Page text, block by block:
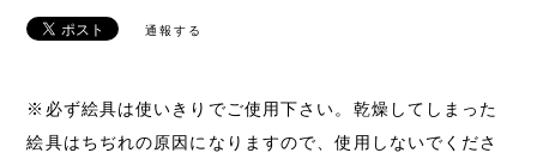
通報する
※必ず絵具は使いきりでご使用下さい。乾燥してしまった
絵具はちぢれの原因になりますので、使用しないでくださ